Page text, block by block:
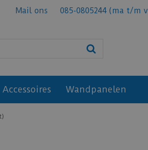
Mail ons 085-0805244 (ma t/m
Accessoires Wandpanelen